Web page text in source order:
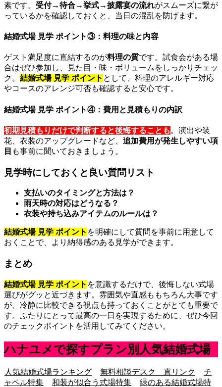
素です。 受付→待合→挙式→披露宴の流れがスムーズに繋が
っているかを確認しておくと、当日の混乱を防げます。
結婚式場 見学 ポイント③：料理の味と内容
ゲスト満足度に直結するのが料理の質です。試食会がある場
合はぜひ参加し、見た目・味・ボリュームをしっかりチェッ
ク。 結婚式場 見学 ポイント として、料理のアレルギー対応
やコースのアレンジ可否も確認すると安心です。
結婚式場 見学 ポイント④：費用と見積もりの内訳
初期見積もりだけで判断すると後悔することも 。演出や装
花、衣装のアップグレードなど、 追加費用が発生しやすい項
目 も事前に聞いておきましょう。
見学時にしておくと良い質問リスト
支払いのタイミングと方法は？
雨天時の対応はどうなる？
衣装や持ち込みアイテムのルールは？
結婚式場 見学 ポイント を明確にして質問を事前に用意して
おくことで、より納得感のある見学ができます。
まとめ
結婚式場 見学 ポイント を意識するだけで、後悔しない式場
選びがグッと近づきます。雰囲気や直感ももちろん大事です
が、冷静に比較できる視点も持っておくことがとても重要で
す。ふたりにとって最高の一日を実現するために、ぜひ今回
のチェックポイントを活用してみてください。
ハナユメで探すプラン別人気結婚式場
人気結婚式場ランキング 無料相談デスク 直リンク
チ
ャペル特集
和装が似合う式場特集
緑のある結婚式場特